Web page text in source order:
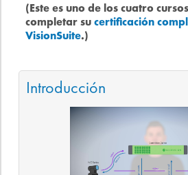
(Este es uno de los cuatro
completar sucertificación
VisionSuite.)
Introducción